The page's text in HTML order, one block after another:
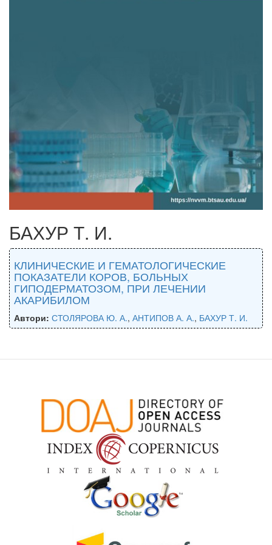
БАХУР Т. И.
КЛИНИЧЕСКИЕ И ГЕМАТОЛОГИЧЕСКИЕ
ПОКАЗАТЕЛИ КОРОВ, БОЛЬНЫХ
ГИПОДЕРМАТОЗОМ, ПРИ ЛЕЧЕНИИ
АКАРИБИЛОМ
Автори: СТОЛЯРОВА Ю. А., АНТИПОВ А. А., БАХУР Т. И.